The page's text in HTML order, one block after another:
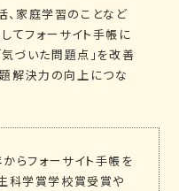
、家庭学習のことなど
してフォーサイト手帳に
気づいた問題点」を改善
解決力の向上につな
らフォーサイト手帳を
科学賞学校賞受賞や